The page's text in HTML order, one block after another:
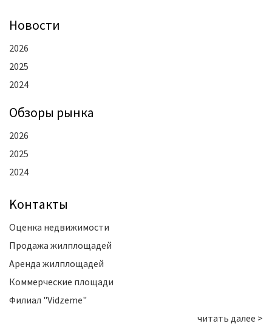
Новости
2026
2025
2024
Oбзоры рынка
2026
2025
2024
Kонтакты
Оценка недвижимости
Продажа жилплощадей
Аренда жилплощадей
Коммерческие площади
Филиал "Vidzeme"
читать далее >